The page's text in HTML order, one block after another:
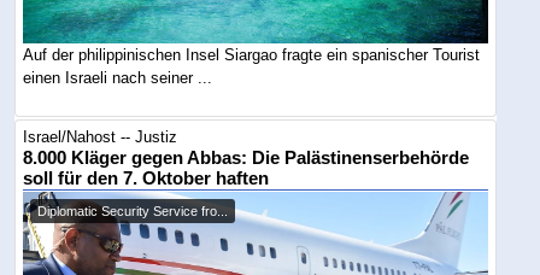
Auf der philippinischen Insel Siargao fragte ein spanischer Tourist
einen Israeli nach seiner ...
Israel/Nahost -- Justiz
8.000 Kläger gegen Abbas: Die Palästinenserbehörde
soll für den 7. Oktober haften
Diplomatic Security Service fro...